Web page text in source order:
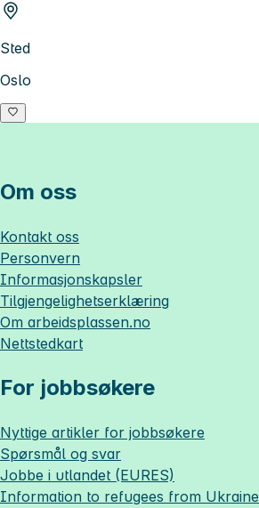
Sted
Oslo
Om oss
Kontakt oss
Personvern
Informasjonskapsler
Tilgjengelighetserklæring
Om arbeidsplassen.no
Nettstedkart
For jobbsøkere
Nyttige artikler for jobbsøkere
Spørsmål og svar
Jobbe i utlandet (EURES)
Information to refugees from Ukraine